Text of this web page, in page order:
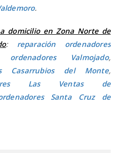
.
domicilio en Zona Norte de
: reparación ordenadores
ordenadores Valmojado,
Casarrubios del Monte,
Las Ventas de
Santa Cruz de